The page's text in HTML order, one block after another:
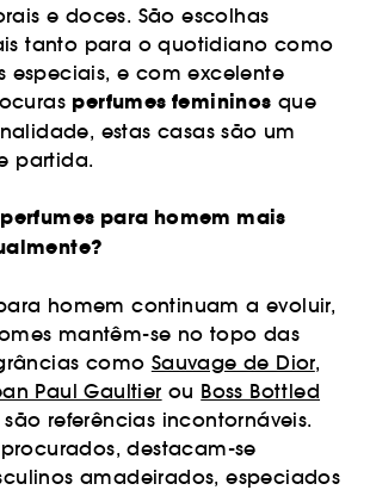
e doces. São escolhas
tanto para o quotidiano como
especiais, e com excelente
perfumes femininos que
estas casas são um
partida.
para homem mais
homem continuam a evoluir,
mantêm-se no topo das
como Sauvage de Dior,
Paul Gaultier ou Boss Bottled
são referências incontornáveis.
destacam-se
amadeirados, especiados